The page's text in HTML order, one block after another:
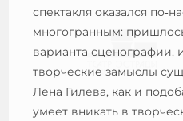
спектакля оказался
многогранным:
варианта сценографии,
творческие замыслы
Лена Гилева, как и
умеет вникать в